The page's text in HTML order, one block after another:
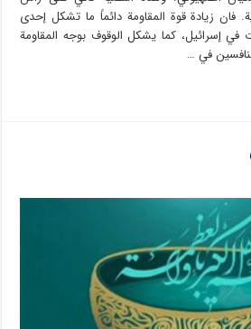
فان زيادة قوة المقاومة دائماً ما تشكل إحدى
في إسرائيل، كما يشكل الوقوف بوجه المقاومة
في …